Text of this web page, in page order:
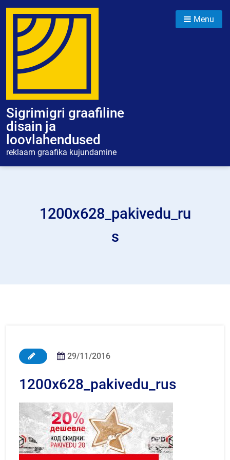
Skip
content
Sigrimigri graafiline
disain ja
loovlahendused
reklaam graafika kujundamine
Menu
1200x628_pakivedu_ru
s
29/11/2016
1200x628_pakivedu_rus